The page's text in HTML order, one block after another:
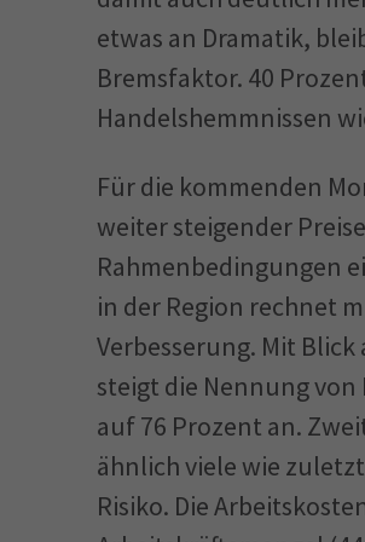
etwas an Dramatik,
Bremsfaktor. 40
Handelshemmnissen
​Für die kommenden
weiter steigender
Rahmenbedingungen
in der Region rechnet
Verbesserung. ​Mit
steigt die Nennung
auf 76 Prozent an.
ähnlich viele wie
Risiko. Die